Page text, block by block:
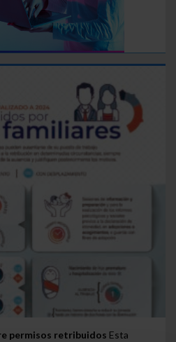
permisos retribuidos Esta